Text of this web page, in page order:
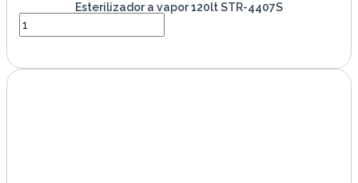
Esterilizador a vapor 120lt STR-4407S